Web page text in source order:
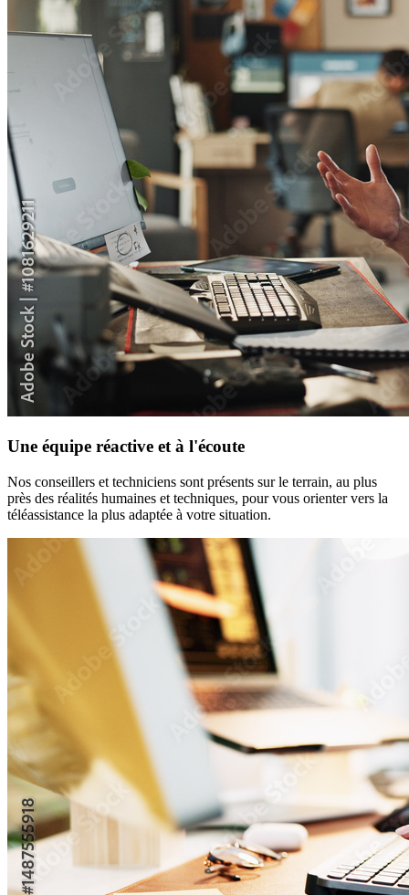
Une équipe réactive et à l'écoute
Nos conseillers et techniciens sont présents sur le terrain, au plus
près des réalités humaines et techniques, pour vous orienter vers la
téléassistance la plus adaptée à votre situation.